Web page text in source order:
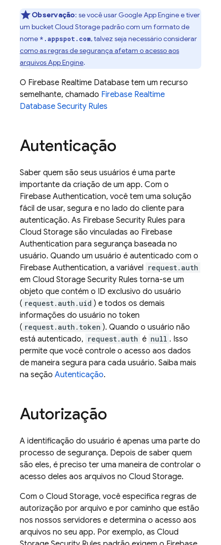
Observação: se você usar GoogleApp Enginee tiver
um bucket Cloud Storagepadrão com um formato de
nome *.appspot.com, talvez seja necessário considerar
como as regras de segurança afetam o acesso aos
arquivosApp Engine.
O Firebase Realtime Database tem um recurso
semelhante, chamado Firebase Realtime
Database Security Rules
Autenticação
Saber quem são seus usuários é uma parte
importante da criação de um app. Com o
Firebase Authentication, você tem uma solução
fácil de usar, segura e no lado do cliente para
autenticação. As Firebase Security Rules para
Cloud Storage são vinculadas ao Firebase
Authentication para segurança baseada no
usuário. Quando um usuário é autenticado com o
Firebase Authentication, a variável request.auth
em Cloud Storage Security Rules torna-se um
objeto que contém o ID exclusivo do usuário
( request.auth.uid ) e todos os demais
informações do usuário no token
( request.auth.token ). Quando o usuário não
está autenticado, request.auth é null . Isso
permite que você controle o acesso aos dados
de maneira segura para cada usuário. Saiba mais
na seção Autenticação.
Autorização
A identificação do usuário é apenas uma parte do
processo de segurança. Depois de saber quem
são eles, é preciso ter uma maneira de controlar o
acesso deles aos arquivos no Cloud Storage.
Com o Cloud Storage, você especifica regras de
autorização por arquivo e por caminho que estão
nos nossos servidores e determina o acesso aos
arquivos no seu app. Por exemplo, as Cloud